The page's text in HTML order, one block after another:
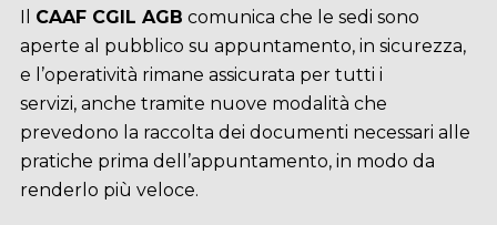
CAAF CGIL AGB comunica che le sedi sono
aperte al pubblico su appuntamento, in sicurezza,
e l’operatività rimane assicurata per tutti i
servizi, anche tramite nuove modalità che
prevedono la raccolta dei documenti necessari alle
pratiche prima dell’appuntamento, in modo da
renderlo più veloce.